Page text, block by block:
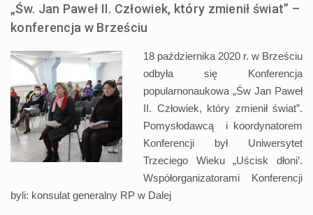
„Św. Jan Paweł II. Człowiek, który zmienił świat” –
konferencja w Brześciu
18 października 2020 r. w Brześciu
odbyła się Konferencja
popularnonaukowa „Św Jan Paweł
II. Człowiek, który zmienił świat”.
Pomysłodawcą i koordynatorem
Konferencji był Uniwersytet
Trzeciego Wieku „Uścisk dłoni’.
Współorganizatorami Konferencji
byli: konsulat generalny RP w Dalej